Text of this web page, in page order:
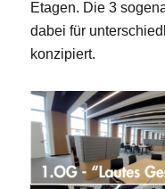
Etagen. Die 3
dabei für
konzipiert.